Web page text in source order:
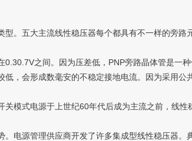
五大主流线性稳压器每个都具有不一样的旁路
之间。因为压差低，PNP旁路晶体管是一
，会形成数毫安的不稳定接地电流。因为采用
式电源于上世纪60年代后成为主流之前，线性
源管理供应商开发了许多集成型线性稳压器。